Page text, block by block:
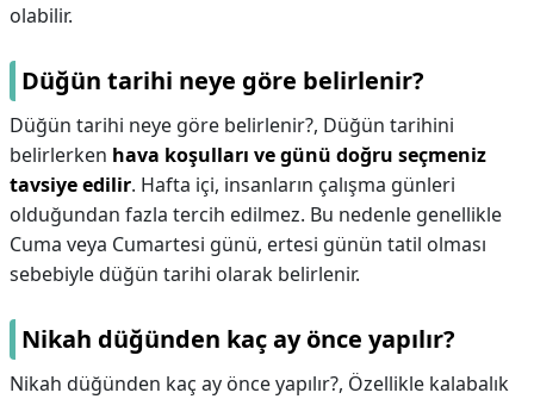
olabilir.
Düğün tarihi neye göre belirlenir?
Düğün tarihi neye göre belirlenir?, Düğün tarihini
belirlerken hava koşulları ve günü doğru seçmeniz
tavsiye edilir. Hafta içi, insanların çalışma günleri
olduğundan fazla tercih edilmez. Bu nedenle genellikle
Cuma veya Cumartesi günü, ertesi günün tatil olması
sebebiyle düğün tarihi olarak belirlenir.
Nikah düğünden kaç ay önce yapılır?
Nikah düğünden kaç ay önce yapılır?, Özellikle kalabalık